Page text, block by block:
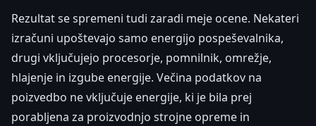
Rezultat se spremeni tudi zaradi meje ocene. Nekateri
izračuni upoštevajo samo energijo pospeševalnika,
drugi vključujejo procesorje, pomnilnik, omrežje,
hlajenje in izgube energije. Večina podatkov na
poizvedbo ne vključuje energije, ki je bila prej
porabljena za proizvodnjo strojne opreme in